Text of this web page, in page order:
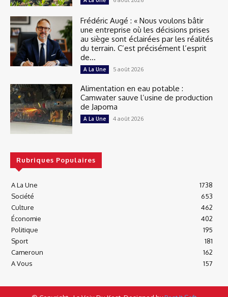
Frédéric Augé : « Nous voulons bâtir
une entreprise où les décisions prises
au siège sont éclairées par les réalités
du terrain. C’est précisément l’esprit
de...
A La Une 5 août 2026
Alimentation en eau potable :
Camwater sauve l’usine de production
de Japoma
A La Une 4 août 2026
Rubriques Populaires
A La Une
1738
Société
653
Culture
462
Économie
402
Politique
195
Sport
181
Cameroun
162
A Vous
157